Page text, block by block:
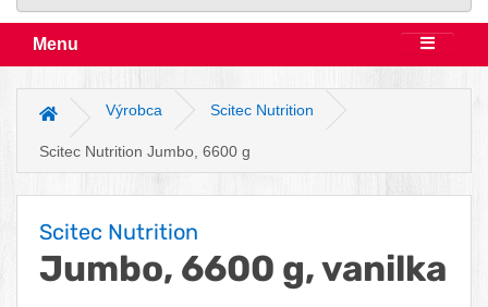
Menu
Hlavná stránka
Výrobca Scitec Nutrition
Scitec Nutrition Jumbo, 6600 g
Scitec Nutrition
Jumbo, 6600 g, vanilka